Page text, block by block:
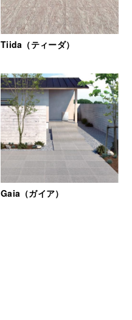
Tiida（ティーダ）
Gaia（ガイア）